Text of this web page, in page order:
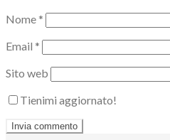
Nome *
Email *
Sito web
Tienimi aggiornato!